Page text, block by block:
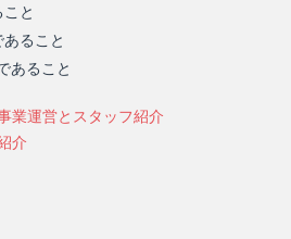
と
ること
あること
業運営とスタッフ紹介
介